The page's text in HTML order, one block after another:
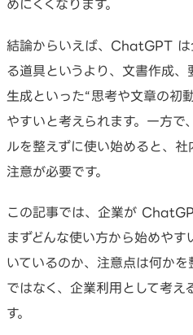
めにくくなります。
結論からいえば、ChatGPT は
る道具というより、文書作成
生成といった“思考や文章の初
やすいと考えられます。一方で
ルを整えずに使い始めると、
注意が必要です。
この記事では、企業が
まずどんな使い方から始めや
いているのか、注意点は何か
ではなく、企業利用として考え
す。